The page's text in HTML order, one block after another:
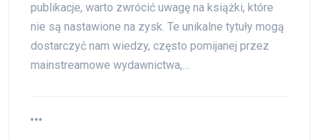
publikacje, warto zwrócić uwagę na książki, które
nie są nastawione na zysk. Te unikalne tytuły mogą
dostarczyć nam wiedzy, często pomijanej przez
mainstreamowe wydawnictwa,…